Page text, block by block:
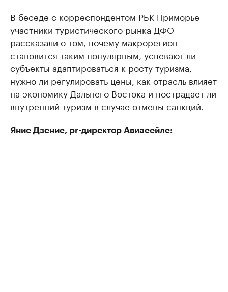
В беседе с корреспондентом РБК Приморье
участники туристического рынка ДФО
рассказали о том, почему макрорегион
становится таким популярным, успевают ли
субъекты адаптироваться к росту туризма,
нужно ли регулировать цены, как отрасль влияет
на экономику Дальнего Востока и пострадает ли
внутренний туризм в случае отмены санкций.
Янис Дзенис, pr-директор Авиасейлс: